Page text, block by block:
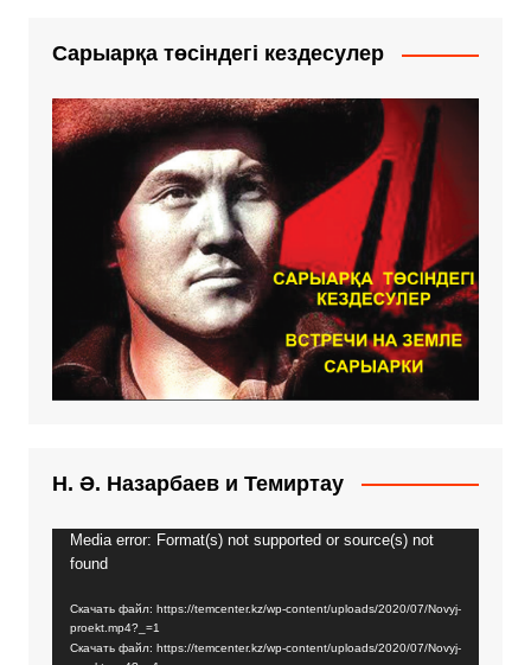
Сарыарқа төсіндегі кездесулер
Н. Ә. Назарбаев и Темиртау
Видеоплеер
Media error: Format(s) not supported or source(s) not
found
Скачать файл: https://temcenter.kz/wp-content/uploads/2020/07/Novyj-
proekt.mp4?_=1
Скачать файл: https://temcenter.kz/wp-content/uploads/2020/07/Novyj-